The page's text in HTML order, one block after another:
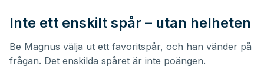
Inte ett enskilt spår – utan helheten
Be Magnus välja ut ett favoritspår, och han vänder på
frågan. Det enskilda spåret är inte poängen.